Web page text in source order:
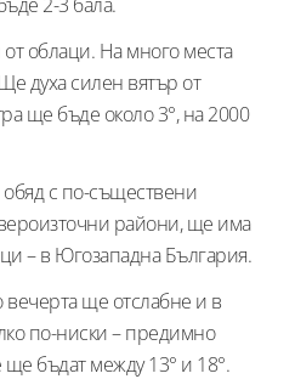
облаци. На много места
духа силен вятър от
ще бъде около 3°, на 2000
с по-съществени
райони, ще има
– в Югозападна България.
ще отслабне и в
по-ниски – предимно
бъдат между 13° и 18°.